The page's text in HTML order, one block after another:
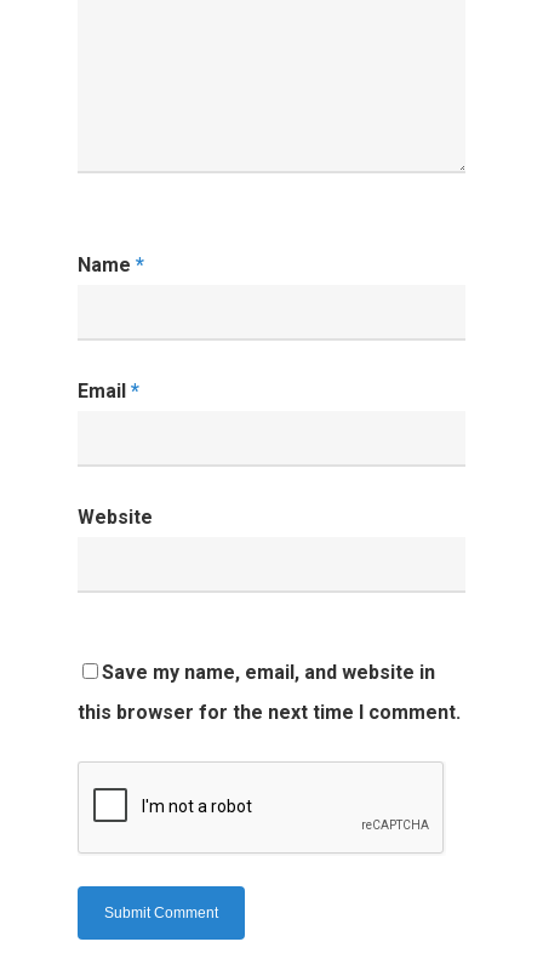
Name *
Email *
Website
Save my name, email, and website in
this browser for the next time I comment.